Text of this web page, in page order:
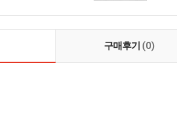
구매후기 (0)